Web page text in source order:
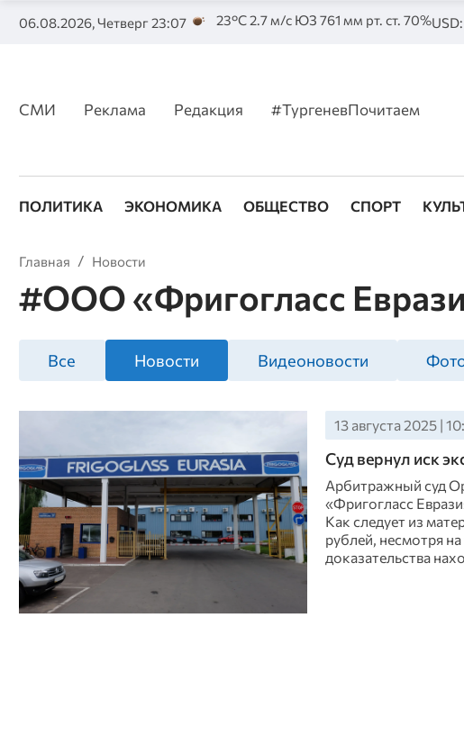
06.08.2026, Четверг 23:07 23°C 2.7 м/с ЮЗ 761 мм рт. ст. 70%
СМИ Реклама Редакция #ТургеневПочитаем
ПОЛИТИКА ЭКОНОМИКА ОБЩЕСТВО СПОРТ
Главная Новости
#ООО «Фригогласс
Все Новости Видеоновости
13 августа 2025 |
Суд вернул иск
Арбитражный суд
«Фригогласс
Как следует из
рублей, несмотря
доказательства